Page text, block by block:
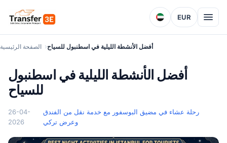
EUR
الصفحة الرئيسية أفضل الأنشطة الليلية في اسطنبول للسياح
أفضل الأنشطة الليلية في اسطنبول
للسياح
26-04-
2026
رحلة عشاء في مضيق البوسفور مع خدمة نقل من الفندق
وعرض تركي